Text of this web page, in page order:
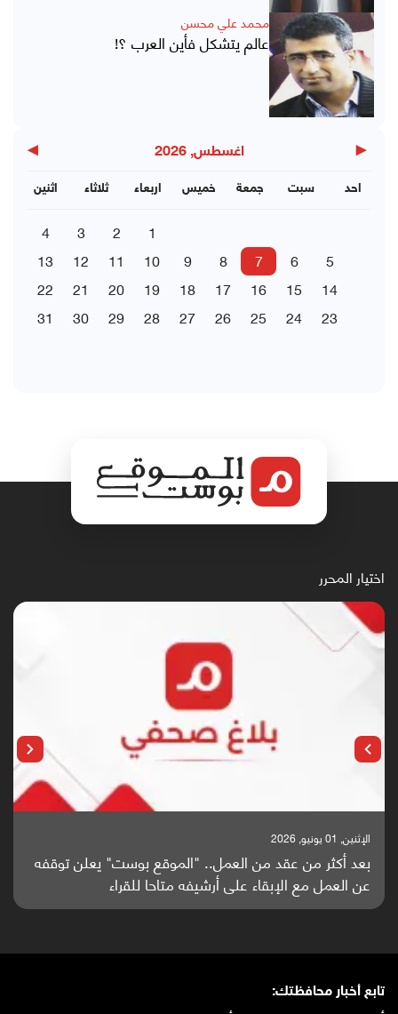
محمد علي محسن
عالم يتشكل فأين العرب ؟!
◀ اغسطس, 2026 ▶
اثنين ثلاثاء اربعاء خميس جمعة سبت احد
1
2
3
4
5
6
7
8
9
10
11
12
13
14
15
16
17
18
19
20
21
22
23
24
25
26
27
28
29
30
31
اختيار المحرر
الإثنين, 25 مايو, 2026
باحثون من اليمن يدخلون سباق أبحاث ألزهايمر بدراسة
واعدة منشورة عالميا (ترجمة)
تابع أخبار محافظتك: